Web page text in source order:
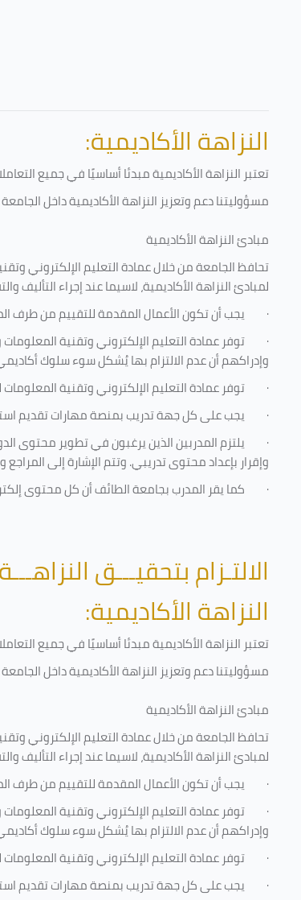
النزاهة الأكاديمية:
تعتبر النزاهة الأكاديمية مبدئا أساسيًا في جميع
مسؤوليتنا دعم وتعزيز النزاهة الأكاديمية داخل
مبادئ النزاهة الأكاديمية
تحافظ الجامعة من خلال عمادة التعليم الإلكتروني
لمبادئ النزاهة الأكاديمية، لاسيما عند إجراء التأليف
· يجب أن تكون الأعمال المقدمة للتقييم من طرف
· توفر عمادة التعليم الإلكتروني وتقنية
وإدراكهم أن عدم الالتزام بها يُشكل سوء سلوك
· توفر عمادة التعليم الإلكتروني وتقنية
· يجب على كل جهة تدريب بمنصة مهارات تقديم
· يلتزم المدربين الذين يرغبون في تطوير محتوى
وإقرار بإعداد محتوى تدريبي. وتتم الإشارة إلى
· كما يقر المدرب بجامعة الطائف أن كل محتوى
الالتـزام بتحقيـــق
النزاهة الأكاديمية:
تعتبر النزاهة الأكاديمية مبدئا أساسيًا في جميع
مسؤوليتنا دعم وتعزيز النزاهة الأكاديمية داخل
مبادئ النزاهة الأكاديمية
تحافظ الجامعة من خلال عمادة التعليم الإلكتروني
لمبادئ النزاهة الأكاديمية، لاسيما عند إجراء التأليف
· يجب أن تكون الأعمال المقدمة للتقييم من طرف
· توفر عمادة التعليم الإلكتروني وتقنية
وإدراكهم أن عدم الالتزام بها يُشكل سوء سلوك
· توفر عمادة التعليم الإلكتروني وتقنية
· يجب على كل جهة تدريب بمنصة مهارات تقديم